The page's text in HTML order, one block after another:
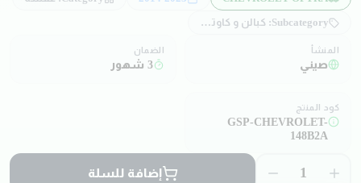
Subcategory: كبالن و كاوتش كوبلن
المنشأ
صيني
الضمان
3 شهور
كود المنتج
GSP-CHEVROLET-
148B2A
1 إضافة للسلة